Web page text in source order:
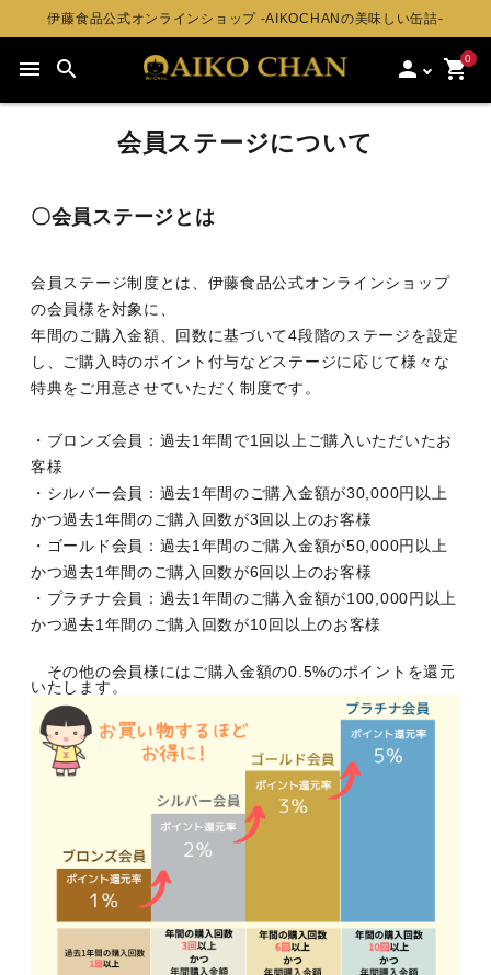
伊藤食品公式オンラインショップ -AIKOCHANの美味しい缶詰-
menu search person 0
shopping_cart
会員ステージについて
〇会員ステージとは
会員ステージ制度とは、伊藤食品公式オンラインショップ
の会員様を対象に、
年間のご購入金額、回数に基づいて4段階のステージを設定
し、ご購入時のポイント付与などステージに応じて様々な
特典をご用意させていただく制度です。
・ブロンズ会員：過去1年間で1回以上ご購入いただいたお
客様
・シルバー会員：過去1年間のご購入金額が30,000円以上
かつ過去1年間のご購入回数が3回以上のお客様
・ゴールド会員：過去1年間のご購入金額が50,000円以上
かつ過去1年間のご購入回数が6回以上のお客様
・プラチナ会員：過去1年間のご購入金額が100,000円以上
かつ過去1年間のご購入回数が10回以上のお客様
その他の会員様にはご購入金額の0.5%のポイントを還元
いたします。